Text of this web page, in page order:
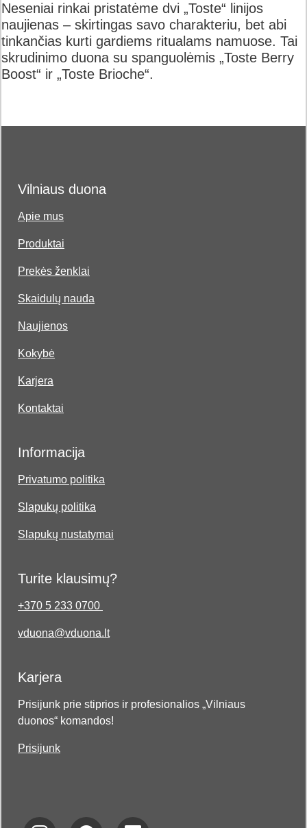
Neseniai rinkai pristatėme dvi „Toste“ linijos
naujienas – skirtingas savo charakteriu, bet abi
tinkančias kurti gardiems ritualams namuose. Tai
skrudinimo duona su spanguolėmis „Toste Berry
Boost“ ir „Toste Brioche“.
Vilniaus duona
Apie mus
Produktai
Prekės ženklai
Skaidulų nauda
Naujienos
Kokybė
Karjera
Kontaktai
Informacija
Privatumo politika
Slapukų politika
Slapukų nustatymai
Turite klausimų?
+370 5 233 0700
vduona@vduona.lt
Karjera
Prisijunk prie stiprios ir profesionalios „Vilniaus
duonos“ komandos!
Prisijunk